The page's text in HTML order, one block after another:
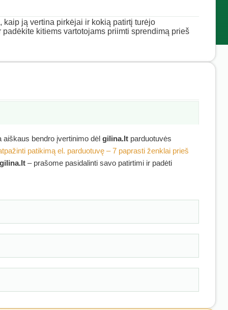
ją vertina pirkėjai ir kokią patirtį turėjo
kitiems vartotojams priimti sprendimą prieš
aiškaus bendro įvertinimo dėl gilina.lt parduotuvės
patikimą el. parduotuvę – 7 paprasti ženklai prieš
gilina.lt – prašome pasidalinti savo patirtimi ir padėti